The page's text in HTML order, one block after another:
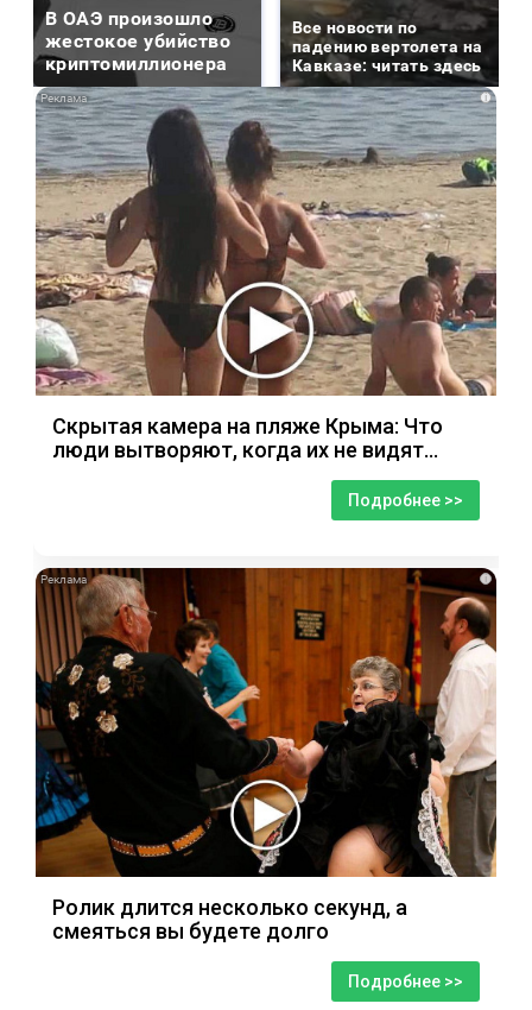
В ОАЭ произошло
жестокое убийство
криптомиллионера
Все новости по
падению вертолета на
Кавказе: читать здесь
i
Скрытая камера на пляже Крыма: Что
люди вытворяют, когда их не видят...
Подробнее >>
i
Ролик длится несколько секунд, а
смеяться вы будете долго
Подробнее >>